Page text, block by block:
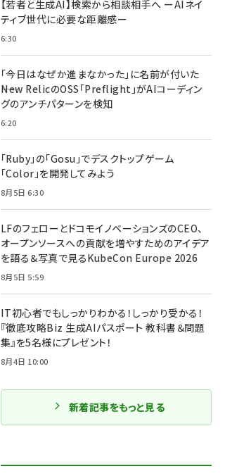
【若者と生成AI】検索から相談相手へ ーAIネイ
ティブ世代に必要な距離感ー
6:30
「今日はなぜか進まなかった」に名前が付いた
――New RelicのOSS「Preflight」がAIコーディン
グのアンチパターンを検知
6:20
「Ruby」の「Gosu」でデスクトップゲーム
「Color」を開発してみよう
8月5日 6:30
LFのフェローとドコモイノベーションズのCEO、
オープンソースへの貢献を増やすためのアイデア
を語る＆写真で見るKubeCon Europe 2026
8月5日 5:59
IT初心者でもしっかりわかる！しっかり受かる！
『徹底攻略Biz 生成AIパスポート 教科書＆問題
集』を5名様にプレゼント！
8月4日 10:00
新着記事をもっと見る